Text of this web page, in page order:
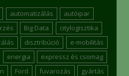
automatizálás
autóipar
Big Data
citylogisztika
disztribúció
e-mobilitás
energia
expressz és csomag
Ford fuvarozás
gyártás